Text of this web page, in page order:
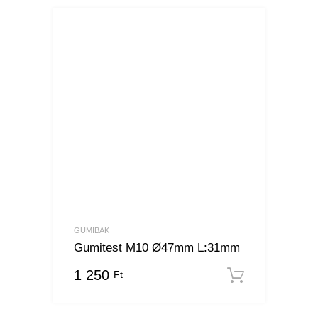
GUMIBAK
Gumitest M10 Ø47mm L:31mm
1 250 Ft